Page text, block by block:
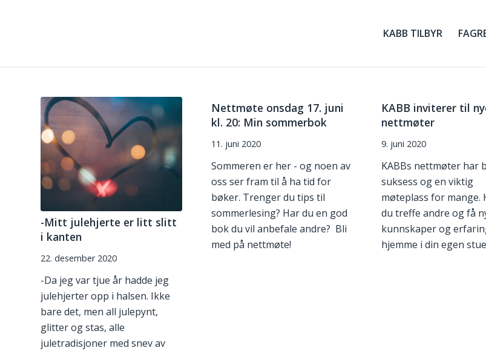
KABB TILBYR
-Mitt julehjerte er litt slitt
i kanten
22. desember 2020
-Da jeg var tjue år hadde jeg
julehjerter opp i halsen. Ikke
bare det, men all julepynt,
glitter og stas, alle
juletradisjoner med snev av
Nettmøte onsdag 17. juni
kl. 20: Min sommerbok
11. juni 2020
Sommeren er her - og noen av
oss ser fram til å ha tid for
bøker. Trenger du tips til
sommerlesing? Har du en god
bok du vil anbefale andre? Bli
med på nettmøte!
KABB inviterer til
nettmøter
9. juni 2020
KABBs nettmøter har
suksess og en viktig
møteplass for mange.
du treffe andre og få
kunnskaper og
hjemme i din egen